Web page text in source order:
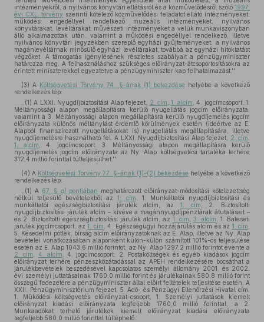
intézményekről, a nyilvános könyvtári ellátásról és a közművelődésről szóló 1997.
évi CXL. törvény szerinti kötelező közművelődési feladatot ellátó intézményeket,
működési engedéllyel rendelkező muzeális intézményeket, nyilvános
könyvtárakat, levéltárakat, művészeti intézményeket a velük munkaviszonyban
álló alkalmazottak után, valamint a működési engedéllyel rendelkező, illetve
nyilvános könyvtári jegyzékben szereplő egyházi gyűjteményeket, a nyilvános
magánlevéltárnak minősülő egyházi levéltárakat, továbbá az egyházi hitoktatást
végzőket. A támogatás igénylésének részletes szabályait a pénzügyminiszter
határozza meg. A felhasználáshoz szükséges előirányzat-átcsoportosításokra az
érintett miniszterekkel egyeztetve a pénzügyminiszter kap felhatalmazást.''
(3) A Költségvetési Törvény 74. §-ának (1) bekezdése helyébe a következő
rendelkezés lép:
,,(1) A LXXI. Nyugdíjbiztosítási Alap fejezet,
2. cím ,1. alcím , 4. jogcímcsoport, 1.
Méltányossági alapon megállapításra kerülő nyugellátás jogcím előirányzata,
valamint a 3. Méltányossági alapon megállapításra kerülő nyugdíjemelés jogcím
előirányzata különös méltánylást érdemlő körülmények esetén (ideértve az E.
Alapból finanszírozott nyugellátásokat is) nyugellátás megállapítására, illetve
nyugdíjemelésre használható fel. A LXXI. Nyugdíjbiztosítási Alap fejezet,
2. cím
1. alcím , 4. jogcímcsoport, 3. Méltányossági alapon megállapításra kerülő
nyugdíjemelés jogcím előirányzata az Ny. Alap költségvetési tartaléka terhére
312,4 millió forinttal túlteljesülhet.''
(4) A Költségvetési Törvény 77. §-ának (1)–(2) bekezdése helyébe a következő
rendelkezés lép:
,,(1) A 67. § a) pontjában meghatározott előirányzat-módosítási kötelezettség
nélkül teljesülő bevételekből az1. cím , 1. Munkáltatói nyugdíjbiztosítási és
munkáltatói egészségbiztosítási járulék alcím, az 1. cím , 2. Biztosítotti
nyugdíjbiztosítási járulék alcím – kivéve a magánnyugdíjpénztárak átutalásait –
és 2. Biztosítotti egészségbiztosítási járulék alcím, az 1. cím 3. alcím , 1. Baleseti
járulék jogcímcsoport, az1. cím , 4. Egészségügyi hozzájárulás alcím és az 1. cím
5. Késedelmi pótlék, bírság alcím előirányzatoknak az E. Alap, illetve az Ny. Alap
bevételei vonatkozásában alaponként külön-külön számított 101%-os teljesülése
esetén az E. Alap 1043,6 millió forintot, az Ny. Alap 1297,2 millió forintot évente a
2. cím
4. alcím , 4. jogcímcsoport, 2. Postaköltségek és egyéb kiadások jogcím
előirányzat terhére pénzeszközátadással az APEH rendelkezésére bocsáthat a
járulékbevételek beszedésével kapcsolatos személyi állomány 2001. és 2002.
évi személyi juttatásainak 1760,0 millió forint és járulékainak 580,8 millió forint
összegű fedezetére a pénzügyminiszter által előírt feltételek teljesítése esetén. A
XXII. Pénzügyminisztérium fejezet, 5. Adó- és Pénzügyi Ellenőrzési Hivatal cím,
1. Működési költségvetés előirányzat-csoport, 1. Személyi juttatások kiemelt
előirányzat kiadási előirányzata legfeljebb 1760,0 millió forinttal, a 2.
Munkaadókat terhelő járulékok kiemelt előirányzat kiadási előirányzata
legfeljebb 580,0 millió forinttal túlléphető.